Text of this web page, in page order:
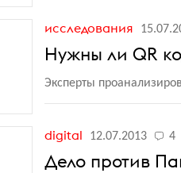
исследования
Нужны ли QR
Эксперты
digital 12.07.2013 4
Дело против